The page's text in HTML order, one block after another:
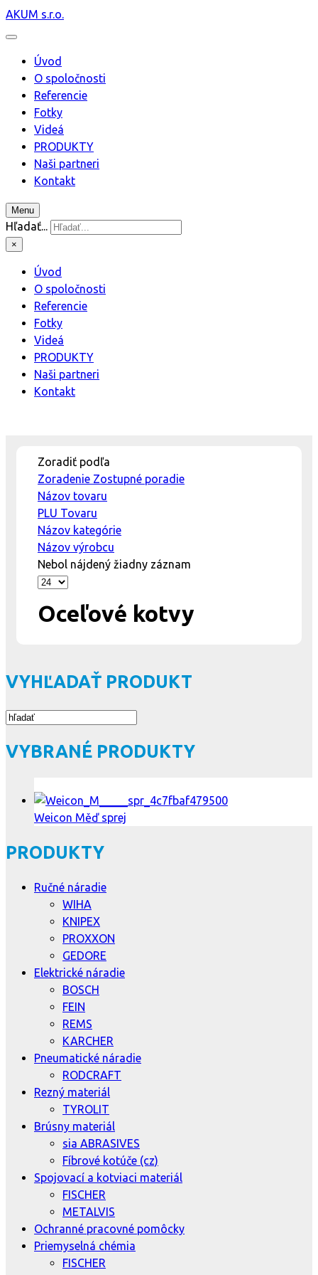
AKUM s.r.o.
Úvod
O spoločnosti
Referencie
Fotky
Videá
PRODUKTY
Naši partneri
Kontakt
Menu
Hľadať...
×
Úvod
O spoločnosti
Referencie
Fotky
Videá
PRODUKTY
Naši partneri
Kontakt
Zoradiť podľa
Zoradenie Zostupné poradie
Názov tovaru
PLU Tovaru
Názov kategórie
Názov výrobcu
Nebol nájdený žiadny záznam
Oceľové kotvy
VYHĽADAŤ PRODUKT
VYBRANÉ PRODUKTY
Weicon Měď sprej
PRODUKTY
Ručné náradie
WIHA
KNIPEX
PROXXON
GEDORE
Elektrické náradie
BOSCH
FEIN
REMS
KARCHER
Pneumatické náradie
RODCRAFT
Rezný materiál
TYROLIT
Brúsny materiál
sia ABRASIVES
Fíbrové kotúče (cz)
Spojovací a kotviaci materiál
FISCHER
METALVIS
Ochranné pracovné pomôcky
Priemyselná chémia
FISCHER